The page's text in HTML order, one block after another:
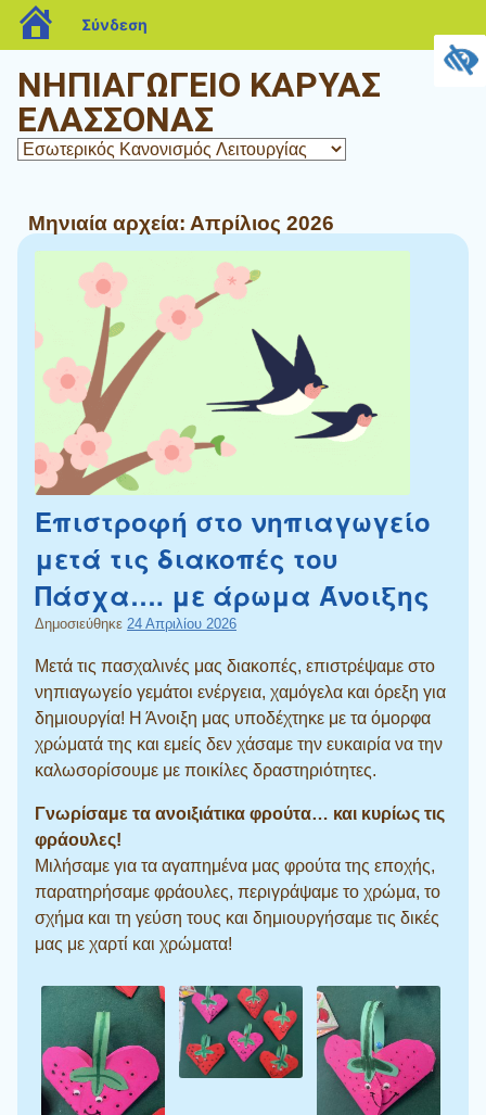
ΝΗΠΙΑΓΩΓΕΙΟ ΚΑΡΥΑΣ
ΕΛΑΣΣΟΝΑΣ
Μηνιαία αρχεία: Απρίλιος 2026
Επιστροφή στο νηπιαγωγείο
μετά τις διακοπές του
Πάσχα…. με άρωμα Άνοιξης
Δημοσιεύθηκε 24 Απριλίου 2026
Μετά τις πασχαλινές μας διακοπές, επιστρέψαμε στο
νηπιαγωγείο γεμάτοι ενέργεια, χαμόγελα και όρεξη για
δημιουργία! Η Άνοιξη μας υποδέχτηκε με τα όμορφα
χρώματά της και εμείς δεν χάσαμε την ευκαιρία να την
καλωσορίσουμε με ποικίλες δραστηριότητες.
Γνωρίσαμε τα ανοιξιάτικα φρούτα… και κυρίως τις
φράουλες!
Μιλήσαμε για τα αγαπημένα μας φρούτα της εποχής,
παρατηρήσαμε φράουλες, περιγράψαμε το χρώμα, το
σχήμα και τη γεύση τους και δημιουργήσαμε τις δικές
μας με χαρτί και χρώματα!
blogs.sch.gr
Σύνδεση